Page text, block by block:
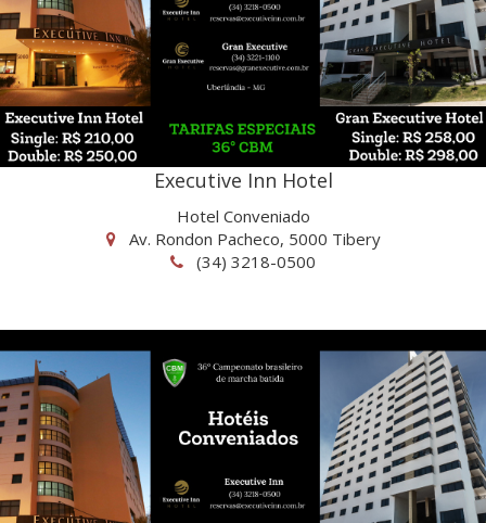
Executive Inn Hotel
Hotel Conveniado
Av. Rondon Pacheco, 5000 Tibery
(34) 3218-0500